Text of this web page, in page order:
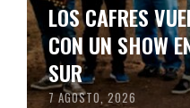
LOS CAFRES
CON UN SHOW
SUR
7 AGOSTO, 2026